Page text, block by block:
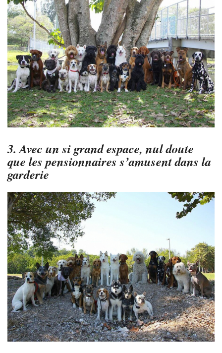
3. Avec un si grand espace, nul doute
que les pensionnaires s’amusent dans la
garderie